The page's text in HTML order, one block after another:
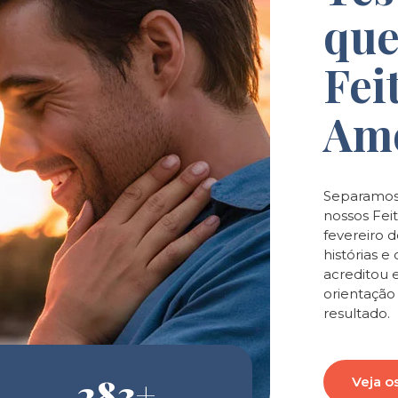
nossos
fevereiro
histórias e
acreditou
resultado.
Veja